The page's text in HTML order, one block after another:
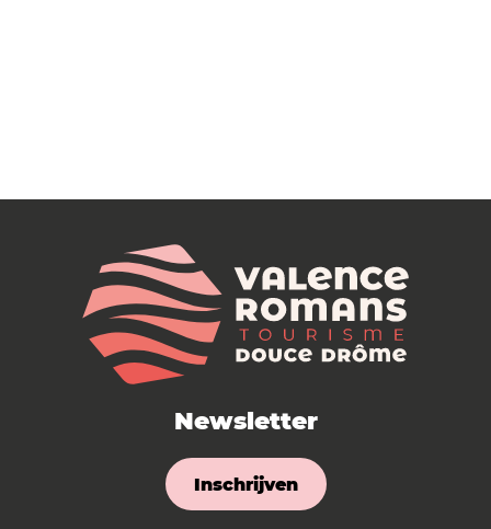
Newsletter
Inschrijven